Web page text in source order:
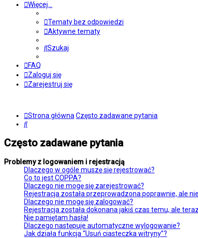
Więcej…
Tematy bez odpowiedzi
Aktywne tematy
Szukaj
FAQ
Zaloguj się
Zarejestruj się
Strona główna Często zadawane pytania
Szukaj
Często zadawane pytania
Problemy z logowaniem i rejestracją
Dlaczego w ogóle muszę się rejestrować?
Co to jest COPPA?
Dlaczego nie mogę się zarejestrować?
Rejestracja została przeprowadzona poprawnie, ale
Dlaczego nie mogę się zalogować?
Rejestracja została dokonana jakiś czas temu, ale
Nie pamiętam hasła!
Dlaczego następuje automatyczne wylogowanie?
Jak działa funkcja “Usuń ciasteczka witryny”?